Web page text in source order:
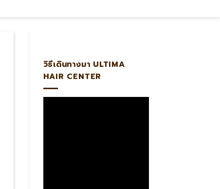
วิธีเดินทางมา ULTIMA
HAIR CENTER